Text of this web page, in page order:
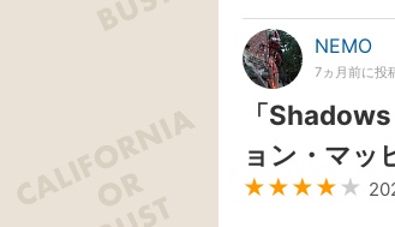
NEMO
7ヵ月前に投
「
ョン・マッ
★★★★ ★